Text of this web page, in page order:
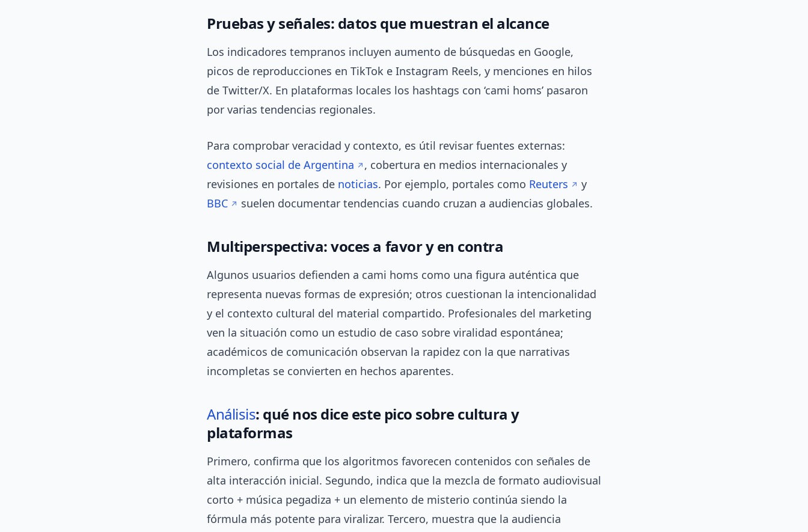
Pruebas y señales: datos que muestran el alcance
Los indicadores tempranos incluyen aumento de búsquedas en Google,
picos de reproducciones en TikTok e Instagram Reels, y menciones en hilos
de Twitter/X. En plataformas locales los hashtags con ‘cami homs’ pasaron
por varias tendencias regionales.
Para comprobar veracidad y contexto, es útil revisar fuentes externas:
contexto social de Argentina
, cobertura en medios internacionales y
revisiones en portales de noticias. Por ejemplo, portales como Reuters
y
BBC
suelen documentar tendencias cuando cruzan a audiencias globales.
Multiperspectiva: voces a favor y en contra
Algunos usuarios defienden a cami homs como una figura auténtica que
representa nuevas formas de expresión; otros cuestionan la intencionalidad
y el contexto cultural del material compartido. Profesionales del marketing
ven la situación como un estudio de caso sobre viralidad espontánea;
académicos de comunicación observan la rapidez con la que narrativas
incompletas se convierten en hechos aparentes.
Análisis: qué nos dice este pico sobre cultura y
plataformas
Primero, confirma que los algoritmos favorecen contenidos con señales de
alta interacción inicial. Segundo, indica que la mezcla de formato audiovisual
corto + música pegadiza + un elemento de misterio continúa siendo la
fórmula más potente para viralizar. Tercero, muestra que la audiencia